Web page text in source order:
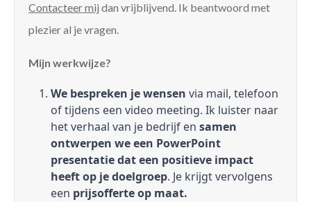
Contacteer mij dan vrijblijvend. Ik beantwoord met
plezier al je vragen.
Mijn werkwijze?
We bespreken je wensen via mail, telefoon
of tijdens een video meeting. Ik luister naar
het verhaal van je bedrijf en samen
ontwerpen we een PowerPoint
presentatie dat een positieve impact
heeft op je doelgroep. Je krijgt vervolgens
een prijsofferte op maat.